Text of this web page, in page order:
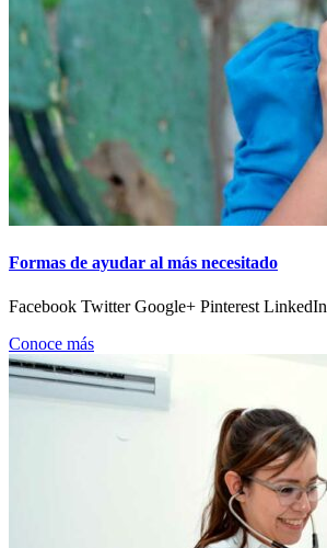
Formas de ayudar al más necesitado
Facebook Twitter Google+ Pinterest LinkedIn
Conoce más